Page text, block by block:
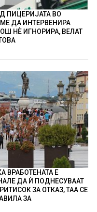
ПИЦЕРИЈАТА ВО
ДА ИНТЕРВЕНИРА
НÈ ИГНОРИРА, ВЕЛАТ
ВРАБОТЕНАТА Е
ДА Ѝ ПОДНЕСУВААТ
ЗА ОТКАЗ, ТАА СЕ
ЗА